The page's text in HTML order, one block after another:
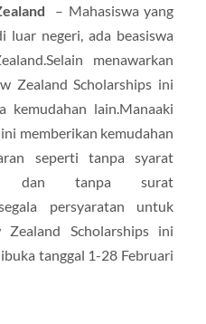
– Mahasiswa yang
luar negeri, ada beasiswa
menawarkan
Zealand Scholarships ini
kemudahan lain.Manaaki
memberikan kemudahan
seperti tanpa syarat
dan tanpa surat
persyaratan untuk
Scholarships ini
tanggal 1-28 Februari